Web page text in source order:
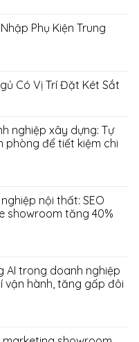
Phụ Kiện Trung
Có Vị Trí Đặt Két Sắt
nghiệp xây dựng: Tự
phòng để tiết kiệm chi
nội thất: SEO
showroom tăng 40%
AI trong doanh nghiệp
vận hành, tăng gấp đôi